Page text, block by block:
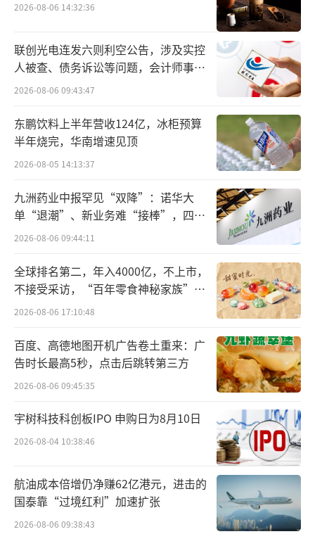
陈欧很犹豫：“围绕自己做CEO营销，不
太好意思，别人会说我得瑟。我这个人挺好面
子的。”
作为天使投资人兼董事会成员的徐小平
把“张朝阳”给拎了出来，并指出张朝阳就是
通过打造个人品牌，用极低的成本成功带动了
搜狐的知名度。
陈欧动心了。
当时聚美还是电商赛道的小透明，尽管年
销售额达1.5亿却依然没钱请明星代言。
而同一赛道的乐蜂网因为李静代言，用户
转化率快速升高。凡客因为韩寒的代言，销量
翻十倍。
业界所有人都看到了“品牌人格化”的力
量，也都跃跃欲试。
最终陈欧在与董事会多番博弈后，拿到了
“先拍一支短广告试水，如果负面反馈超
过30%就停播。”
2026-08-06 14:32:36
联创光电连发六则利空公告，涉及实控
人被查、债务诉讼等问题，会计师事务
所曾出具“保留意见”
2026-08-06 09:43:47
东鹏饮料上半年营收124亿，冰柜预算
半年烧完，华南增速见顶
2026-08-05 14:13:37
九洲药业中报罕见“双降”：诺华大
单“退潮”、新业务难“接棒”，四大
难关待闯
2026-08-06 09:44:11
全球排名第二，年入4000亿，不上市，
不接受采访，“百年零食神秘家族”浮
出水面？
2026-08-06 17:10:48
百度、高德地图开机广告卷土重来：广
告时长最高5秒，点击后跳转第三方
2026-08-06 09:45:35
宇树科技科创板IPO 申购日为8月10日
2026-08-04 10:38:46
航油成本倍增仍净赚62亿港元，进击的
国泰靠“过境红利”加速扩张
2026-08-06 09:38:43